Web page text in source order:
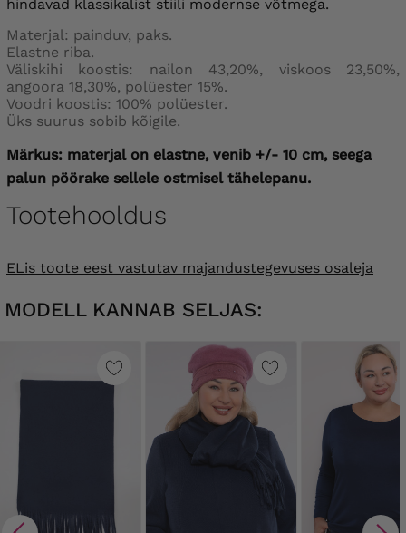
hindavad klassikalist stiili modernse võtmega.
Materjal: painduv, paks.
Elastne riba.
Väliskihi koostis: nailon 43,20%, viskoos 23,50%,
angoora 18,30%, polüester 15%.
Voodri koostis: 100% polüester.
Üks suurus sobib kõigile.
Märkus: materjal on elastne, venib +/- 10 cm, seega
palun pöörake sellele ostmisel tähelepanu.
Tootehooldus
ELis toote eest vastutav majandustegevuses osaleja
MODELL KANNAB SELJAS: